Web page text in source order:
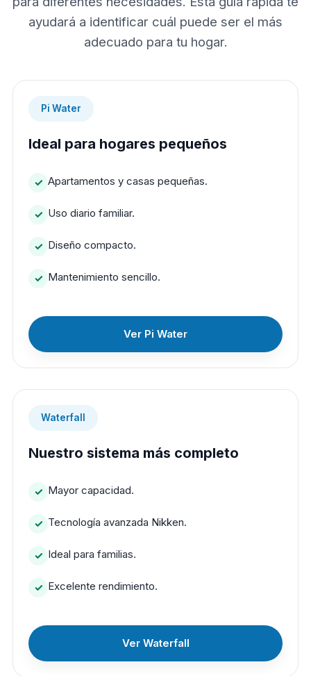
ayudará a identificar cuál puede ser el más
adecuado para tu hogar.
Pi Water
Ideal para hogares pequeños
Apartamentos y casas pequeñas.
Uso diario familiar.
Diseño compacto.
Mantenimiento sencillo.
Ver Pi Water
Waterfall
Nuestro sistema más completo
Mayor capacidad.
Tecnología avanzada Nikken.
Ideal para familias.
Excelente rendimiento.
Ver Waterfall